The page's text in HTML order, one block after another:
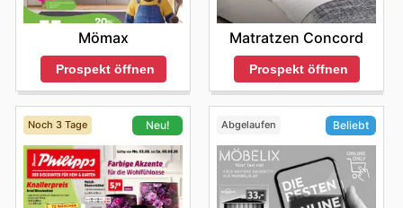
Mömax
Prospekt öffnen
Matratzen Concord
Prospekt öffnen
Noch 3 Tage Neu! Abgelaufen Beliebt